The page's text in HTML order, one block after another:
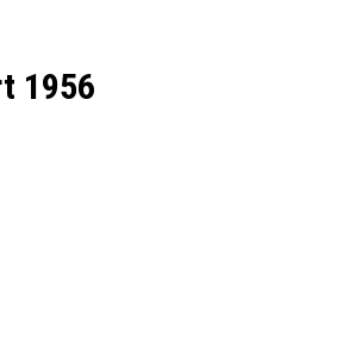
1956